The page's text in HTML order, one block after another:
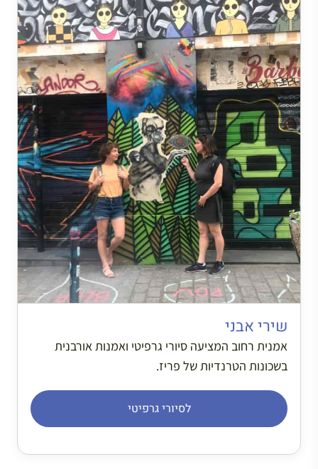
שירי אבני
אמנית רחוב המציעה סיורי גרפיטי ואמנות אורבנית
בשכונות הטרנדיות של פריז.
לסיורי גרפיטי